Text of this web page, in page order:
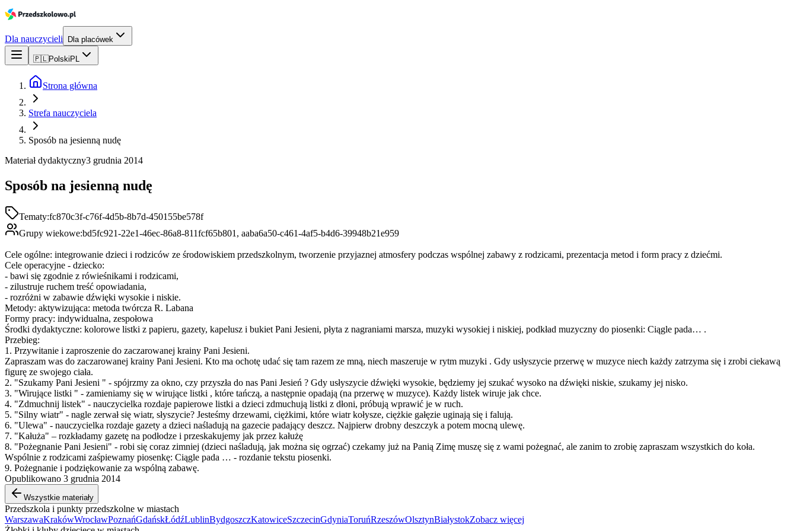
Dla nauczycieli Dla placówek
🇵🇱Polski PL
Strona główna
Strefa nauczyciela
Sposób na jesienną nudę
Materiał dydaktyczny3 grudnia 2014
Sposób na jesienną nudę
Tematy:fc870c3f-c76f-4d5b-8b7d-450155be578f
Grupy wiekowe:bd5fc921-22e1-46ec-86a8-811fcf65b801, aaba6a50-c461-4af5-b4d6-39948b21e959
Cele ogólne: integrowanie dzieci i rodziców ze środowiskiem przedszkolnym, tworzenie przyjaznej atmosfery podczas wspólnej zabawy z rodzicami, prezentacja metod i form pracy z dziećmi.
Cele operacyjne - dziecko:
- bawi się zgodnie z rówieśnikami i rodzicami,
- zilustruje ruchem treść opowiadania,
- rozróżni w zabawie dźwięki wysokie i niskie.
Metody: aktywizująca: metoda twórcza R. Labana
Formy pracy: indywidualna, zespołowa
Środki dydaktyczne: kolorowe listki z papieru, gazety, kapelusz i bukiet Pani Jesieni, płyta z nagraniami marsza, muzyki wysokiej i niskiej, podkład muzyczny do piosenki: Ciągle pada… .
Przebieg:
1. Przywitanie i zaproszenie do zaczarowanej krainy Pani Jesieni.
Zapraszam was do zaczarowanej krainy Pani Jesieni. Kto ma ochotę udać się tam razem ze mną, niech maszeruje w rytm muzyki . Gdy usłyszycie przerwę w muzyce niech każdy zatrzyma się i zrobi ciekawą
figurę ze swojego ciała.
2. "Szukamy Pani Jesieni " - spójrzmy za okno, czy przyszła do nas Pani Jesień ? Gdy usłyszycie dźwięki wysokie, będziemy jej szukać wysoko na dźwięki niskie, szukamy jej nisko.
3. "Wirujące listki " - zamieniamy się w wirujące listki , które tańczą, a następnie opadają (na przerwę w muzyce). Każdy listek wiruje jak chce.
4. "Zdmuchnij listek" - nauczycielka rozdaje papierowe listki a dzieci zdmuchują listki z dłoni, próbują wprawić je w ruch.
5. "Silny wiatr" - nagle zerwał się wiatr, słyszycie? Jesteśmy drzewami, ciężkimi, które wiatr kołysze, ciężkie gałęzie uginają się i falują.
6. "Ulewa" - nauczycielka rozdaje gazety a dzieci naśladują na gazecie padający deszcz. Najpierw drobny deszczyk a potem mocną ulewę.
7. "Kałuża" – rozkładamy gazetę na podłodze i przeskakujemy jak przez kałużę
8. "Pożegnanie Pani Jesieni" - robi się coraz zimniej (dzieci naśladują, jak można się ogrzać) czekamy już na Panią Zimę muszę się z wami pożegnać, ale zanim to zrobię zapraszam wszystkich do koła.
Wspólnie z rodzicami zaśpiewamy piosenkę: Ciągle pada … - rozdanie tekstu piosenki.
9. Pożegnanie i podziękowanie za wspólną zabawę.
Opublikowano 3 grudnia 2014
Wszystkie materiały
Przedszkola i punkty przedszkolne w miastach
WarszawaKrakówWrocławPoznańGdańskŁódźLublinBydgoszczKatowiceSzczecinGdyniaToruńRzeszówOlsztynBiałystokZobacz więcej